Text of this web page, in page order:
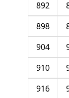
892
898
904
910
916